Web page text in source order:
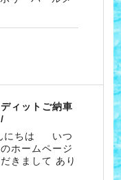
ィットご納車
にちは いつ
ホームページ
きまして あり